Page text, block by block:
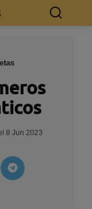
8 Jun 2023